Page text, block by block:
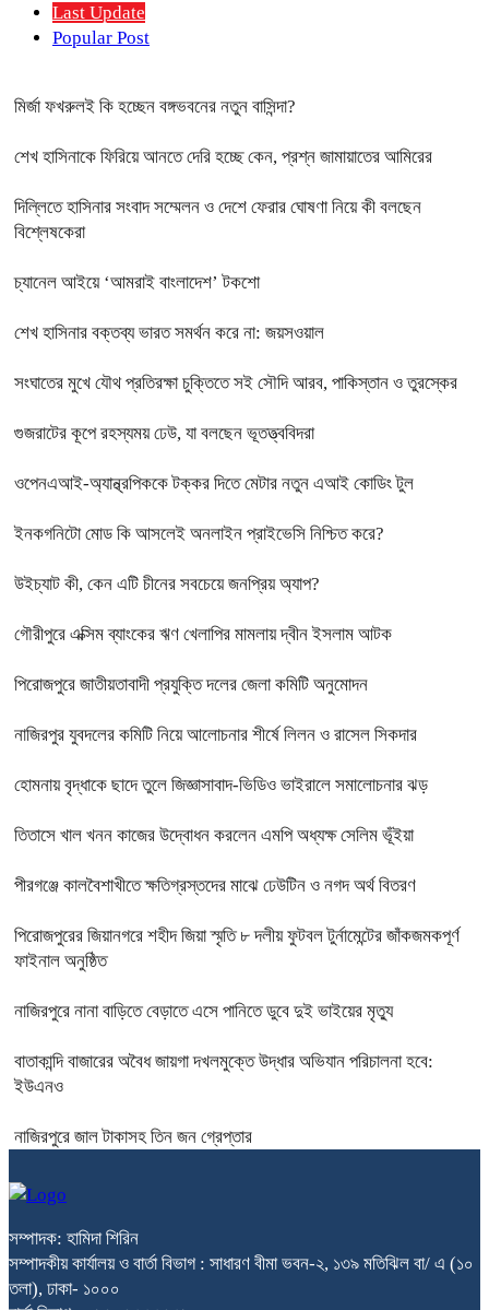
Last Update
Popular Post
মির্জা ফখরুলই কি হচ্ছেন বঙ্গভবনের নতুন বাসিন্দা?
শেখ হাসিনাকে ফিরিয়ে আনতে দেরি হচ্ছে কেন, প্রশ্ন জামায়াতের আমিরের
দিল্লিতে হাসিনার সংবাদ সম্মেলন ও দেশে ফেরার ঘোষণা নিয়ে কী বলছেন
বিশ্লেষকেরা
চ্যানেল আইয়ে ‘আমরাই বাংলাদেশ’ টকশো
শেখ হাসিনার বক্তব্য ভারত সমর্থন করে না: জয়সওয়াল
সংঘাতের মুখে যৌথ প্রতিরক্ষা চুক্তিতে সই সৌদি আরব, পাকিস্তান ও তুরস্কের
গুজরাটের কূপে রহস্যময় ঢেউ, যা বলছেন ভূতত্ত্ববিদরা
ওপেনএআই-অ্যান্থ্রপিককে টক্কর দিতে মেটার নতুন এআই কোডিং টুল
ইনকগনিটো মোড কি আসলেই অনলাইন প্রাইভেসি নিশ্চিত করে?
উইচ্যাট কী, কেন এটি চীনের সবচেয়ে জনপ্রিয় অ্যাপ?
গৌরীপুরে এক্সিম ব্যাংকের ঋণ খেলাপির মামলায় দ্বীন ইসলাম আটক
পিরোজপুরে জাতীয়তাবাদী প্রযুক্তি দলের জেলা কমিটি অনুমোদন
নাজিরপুর যুবদলের কমিটি নিয়ে আলোচনার শীর্ষে লিলন ও রাসেল সিকদার
হোমনায় বৃদ্ধাকে ছাদে তুলে জিজ্ঞাসাবাদ-ভিডিও ভাইরালে সমালোচনার ঝড়
তিতাসে খাল খনন কাজের উদ্বোধন করলেন এমপি অধ্যক্ষ সেলিম ভূঁইয়া
পীরগঞ্জে কালবৈশাখীতে ক্ষতিগ্রস্তদের মাঝে ঢেউটিন ও নগদ অর্থ বিতরণ
পিরোজপুরের জিয়ানগরে শহীদ জিয়া স্মৃতি ৮ দলীয় ফুটবল টুর্নামেন্টের জাঁকজমকপূর্ণ
ফাইনাল অনুষ্ঠিত
নাজিরপুরে নানা বাড়িতে বেড়াতে এসে পানিতে ডুবে দুই ভাইয়ের মৃত্যু
বাতাকান্দি বাজারের অবৈধ জায়গা দখলমুক্তে উদ্ধার অভিযান পরিচালনা হবে:
ইউএনও
নাজিরপুরে জাল টাকাসহ তিন জন গ্রেপ্তার
সম্পাদক: হামিদা শিরিন
সম্পাদকীয় কার্যালয় ও বার্তা বিভাগ : সাধারণ বীমা ভবন-২, ১৩৯ মতিঝিল বা/ এ (১০
তলা), ঢাকা- ১০০০